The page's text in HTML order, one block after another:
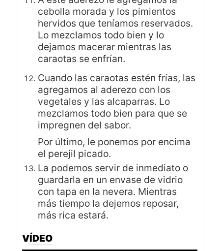
cebolla morada y los pimientos
hervidos que teníamos reservados.
Lo mezclamos todo bien y lo
dejamos macerar mientras las
caraotas se enfrían.
Cuando las caraotas estén frías, las
agregamos al aderezo con los
vegetales y las alcaparras. Lo
mezclamos todo bien para que se
impregnen del sabor.
Por último, le ponemos por encima
el perejil picado.
La podemos servir de inmediato o
guardarla en un envase de vidrio
con tapa en la nevera. Mientras
más tiempo la dejemos reposar,
más rica estará.
VÍDEO